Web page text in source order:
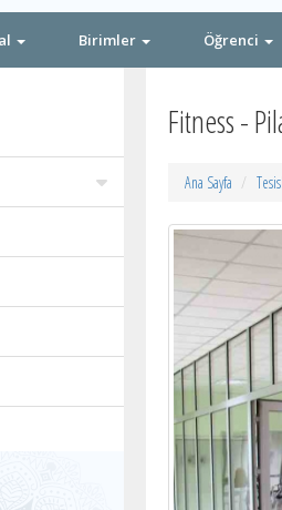
Birimler Öğrenci
Fitness -
Ana Sayfa